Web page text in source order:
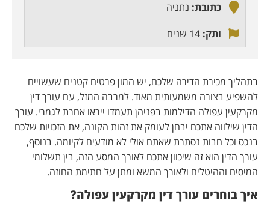
כתובת: נתניה
ותק: 14 שנים
בתהליך מכירת הדירה שלכם, יש המון פרטים קטנים שעשויים
להשפיע בצורה משמעותית מאוד. למרבה המזל, עם עורך דין
מקרקעין עפולה הדילמות בפניהן תעמדו ייראו אחרת לגמרי. עורך
הדין שילווה אתכם יבחן לעומק את זהות הקונה, את הזכויות שלכם
בנכס וכל חבות נסתרת שאתם אולי לא מודעים לקיומה. בנוסף,
עורך הדין הוא זה שיכוון אתכם לאורך המסע הזה, בין תשלומי
המיסים וההיטלים ולאורך המשא ומתן על חתימת החוזה.
איך בוחרים עורך דין מקרקעין עפולה?